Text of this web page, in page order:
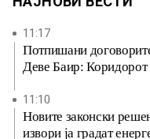
11:17
Потпишани
Деве Баир: Коридорот
11:10
Новите законски
извори ја градат